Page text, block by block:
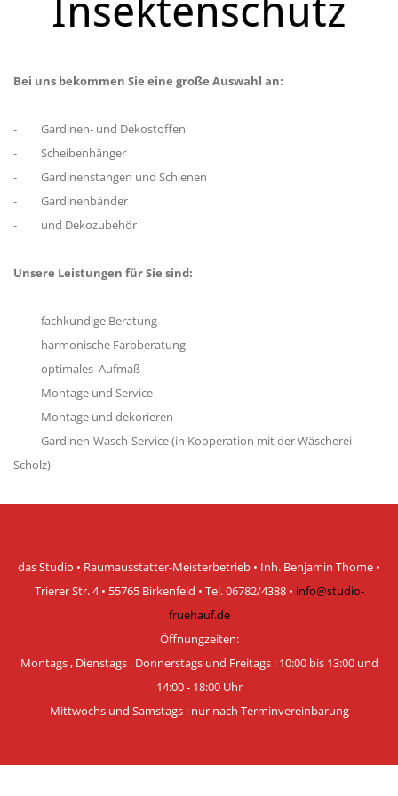
fachmännische Montage des für
Ihre Fenstersituation beste
Sonnenschutzproduktes.
weitere Infos
Insektenschutz
Erleben sie ein völlig neues
Wohngefühl dank
maßgefertigtem Insektenschutz
weitere Infos:
Insektenschutz
Bei uns bekommen Sie eine große Auswahl an:
- Gardinen- und Dekostoffen
- Scheibenhänger
- Gardinenstangen und Schienen
- Gardinenbänder
- und Dekozubehör
Unsere Leistungen für Sie sind:
- fachkundige Beratung
- harmonische Farbberatung
- optimales Aufmaß
- Montage und Service
- Montage und dekorieren
- Gardinen-Wasch-Service (in Kooperation mit der Wäscherei
Scholz)
das Studio • Raumausstatter-Meisterbetrieb • Inh. Benjamin Thome •
Trierer Str. 4 • 55765 Birkenfeld • Tel. 06782/4388 • info@studio-
fruehauf.de
Öffnungzeiten:
Montags , Dienstags . Donnerstags und Freitags : 10:00 bis 13:00 und
14:00 - 18:00 Uhr
Mittwochs und Samstags : nur nach Terminvereinbarung